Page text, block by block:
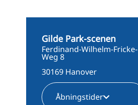
Gilde Park-scenen
Ferdinand-Wilhelm-Fricke-
Weg 8
30169 Hanover
Åbningstider